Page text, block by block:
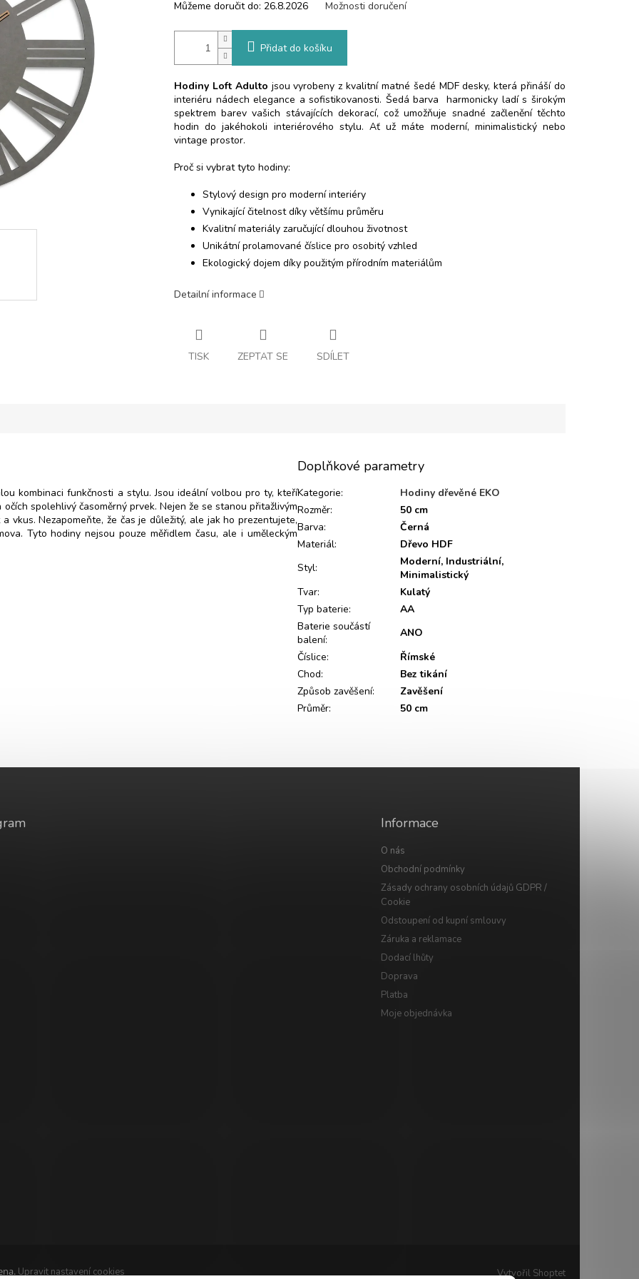
Můžeme doručit do: 26.8.2026 Možnosti doručení
Přidat do košíku
Hodiny Loft Adulto jsou vyrobeny z kvalitní matné šedé MDF desky, která přináší do
interiéru nádech elegance a sofistikovanosti. Šedá barva harmonicky ladí s širokým
spektrem barev vašich stávajících dekorací, což umožňuje snadné začlenění těchto
hodin do jakéhokoli interiérového stylu. Ať už máte moderní, minimalistický nebo
vintage prostor.
Proč si vybrat tyto hodiny:
Stylový design pro moderní interiéry
Vynikající čitelnost díky většímu průměru
Kvalitní materiály zaručující dlouhou životnost
Unikátní prolamované číslice pro osobitý vzhled
Ekologický dojem díky použitým přírodním materiálům
Detailní informace
TISK ZEPTAT SE SDÍLET
kombinaci funkčnosti a stylu. Jsou ideální volbou pro ty, kteří
spolehlivý časoměrný prvek. Nejen že se stanou přitažlivým
vkus. Nezapomeňte, že čas je důležitý, ale jak ho prezentujete,
Tyto hodiny nejsou pouze měřidlem času, ale i uměleckým
Doplňkové parametry
Kategorie:
Hodiny dřevěné EKO
Rozměr:
50 cm
Barva:
Černá
Materiál:
Dřevo HDF
Styl:
Moderní, Industriální,
Minimalistický
Tvar:
Kulatý
Typ baterie:
AA
Baterie součástí
balení:
ANO
Číslice:
Římské
Chod:
Bez tikání
Způsob zavěšení:
Zavěšení
Průměr: 50 cm
Informace
O nás
Obchodní podmínky
Zásady ochrany osobních údajů GDPR /
Cookie
Odstoupení od kupní smlouvy
Záruka a reklamace
Dodací lhůty
Doprava
Platba
Moje objednávka
Vytvořil Shoptet
Upravit nastavení cookies